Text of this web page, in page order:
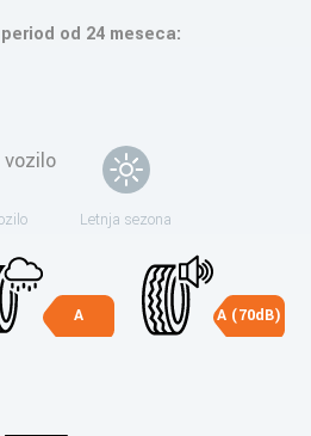
od 24 meseca:
Letnja sezona
A A (70dB)